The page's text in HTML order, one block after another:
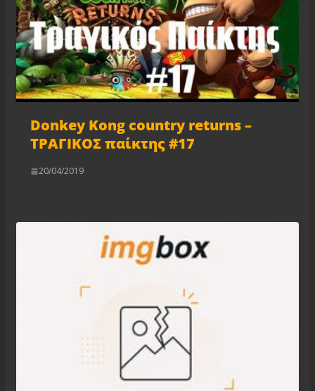
Donkey Kong country returns –
ΤΡΑΓΙΚΟΣ παίκτης #17
20/04/2019